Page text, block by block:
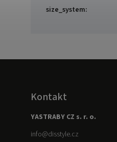
size_system:
Kontakt
YASTRABY CZ s. r. o.
info@disstyle.cz